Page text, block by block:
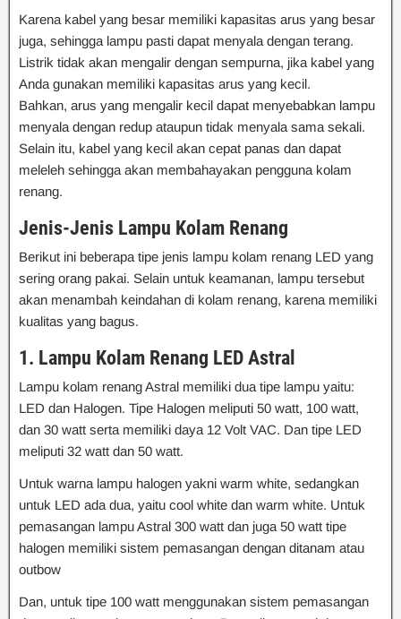
Karena kabel yang besar memiliki kapasitas arus yang besar
juga, sehingga lampu pasti dapat menyala dengan terang.
Listrik tidak akan mengalir dengan sempurna, jika kabel yang
Anda gunakan memiliki kapasitas arus yang kecil.
Bahkan, arus yang mengalir kecil dapat menyebabkan lampu
menyala dengan redup ataupun tidak menyala sama sekali.
Selain itu, kabel yang kecil akan cepat panas dan dapat
meleleh sehingga akan membahayakan pengguna kolam
renang.
Jenis-Jenis Lampu Kolam Renang
Berikut ini beberapa tipe jenis lampu kolam renang LED yang
sering orang pakai. Selain untuk keamanan, lampu tersebut
akan menambah keindahan di kolam renang, karena memiliki
kualitas yang bagus.
1. Lampu Kolam Renang LED Astral
Lampu kolam renang Astral memiliki dua tipe lampu yaitu:
LED dan Halogen. Tipe Halogen meliputi 50 watt, 100 watt,
dan 30 watt serta memiliki daya 12 Volt VAC. Dan tipe LED
meliputi 32 watt dan 50 watt.
Untuk warna lampu halogen yakni warm white, sedangkan
untuk LED ada dua, yaitu cool white dan warm white. Untuk
pemasangan lampu Astral 300 watt dan juga 50 watt tipe
halogen memiliki sistem pemasangan dengan ditanam atau
outbow
Dan, untuk tipe 100 watt menggunakan sistem pemasangan